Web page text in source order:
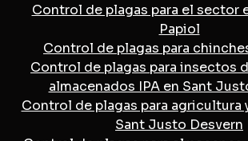
Control de plagas para el sector
Papiol
Control de plagas para
Control de plagas para insectos
almacenados IPA en Sant
Control de plagas para agricultura
Sant Justo Desvern